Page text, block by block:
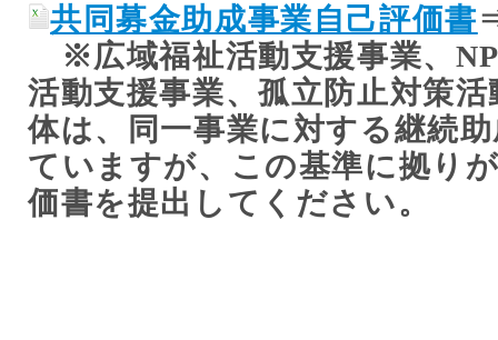
共同募金助成事業自己評価書
※広域福祉活動支援事業、
活動支援事業、孤立防止対策
体は、同一事業に対する継続
ていますが、
この基準に拠り
価書を提出してください。